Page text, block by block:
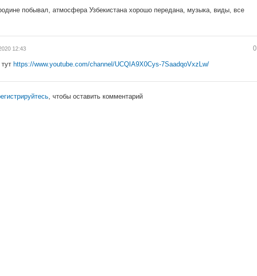
побывал, атмосфера Узбекистана хорошо передана, музыка, виды, все
12:43 0
https://www.youtube.com/channel/UCQIA9X0Cys-7SaadqoVxzLw/
, чтобы оставить комментарий